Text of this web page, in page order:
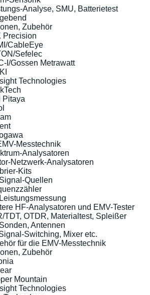
Analyse, SMU, Batterietest
Zubehör
Precision
CableEye
Sefelec
I/Gossen Metrawatt
Technologies
Pitaya
Messtechnik
Analysatoren
Netzwerk-Analysatoren
Kits
Quellen
HF-Analysatoren und EMV-Tester
TDT, OTDR, Materialtest, Spleißer
Antennen
Switching, Mixer etc.
für die EMV-Messtechnik
Zubehör
Mountain
Technologies